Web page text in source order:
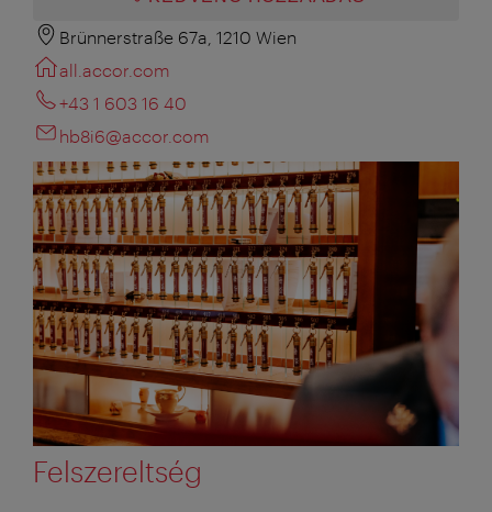
Brünnerstraße 67a, 1210 Wien
all.accor.com
+43 1 603 16 40
hb8i6@accor.com
Felszereltség